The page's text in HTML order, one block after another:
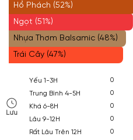
Hổ Phách (52%)
Ngọt (51%)
Nhựa Thơm Balsamic (48%)
Trái Cây (47%)
Lưu
Yếu 1-3H
0
Trung Bình 4-5H
0
Khá 6-8H
0
Lâu 9-12H
0
Rất Lâu Trên 12H
0